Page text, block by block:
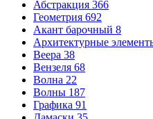
Абстракция 366
Геометрия 692
Акант барочный 8
Архитектурные
Веера 38
Вензеля 68
Волна 22
Волны 187
Графика 91